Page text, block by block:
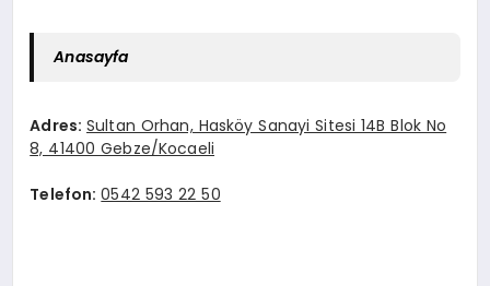
Anasayfa
Adres:Sultan Orhan, Hasköy Sanayi Sitesi 14B Blok No
8, 41400 Gebze/Kocaeli
Telefon:0542 593 22 50